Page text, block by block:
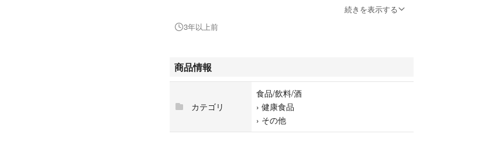
サフラワー油、プラセンタエキス（豚由来）、L－シトルリン、α-GP
末（ピクノジェノールⓇ）、大豆胚芽末（イソフラボン含有）、鮭卵
リセリン脂肪酸エステル、ミツロウ、シクロデキストリン、カラメル
色素、ヒアルロン酸、レシチン（大豆由来）、V.C、ナイアシン、パ
ントテン酸Ca、ビオチン、V.B1、V.B6、V.B2、V.B12（原材料の一部
に乳成分・豚肉・大豆・鶏肉を含む）
――――――――――――――――――――
続きを表示する
3年以上前
商品情報
カテゴリ
食品/飲料/酒
› 健康食品
› その他